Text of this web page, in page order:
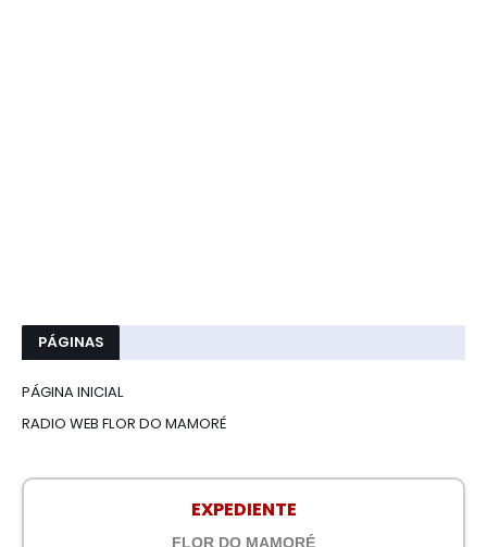
PÁGINAS
PÁGINA INICIAL
RADIO WEB FLOR DO MAMORÉ
EXPEDIENTE
FLOR DO MAMORÉ